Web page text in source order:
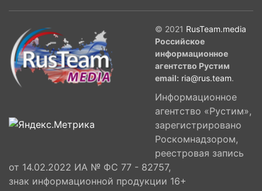
© 2021 RusTeam.media
Российское
информационное
агентство Рустим
email: ria@rus.team.
Информационное
агентство «Рустим»,
зарегистрировано
Роскомнадзором,
реестровая запись
от 14.02.2022 ИА № ФС 77 - 82757,
знак информационной продукции 16+